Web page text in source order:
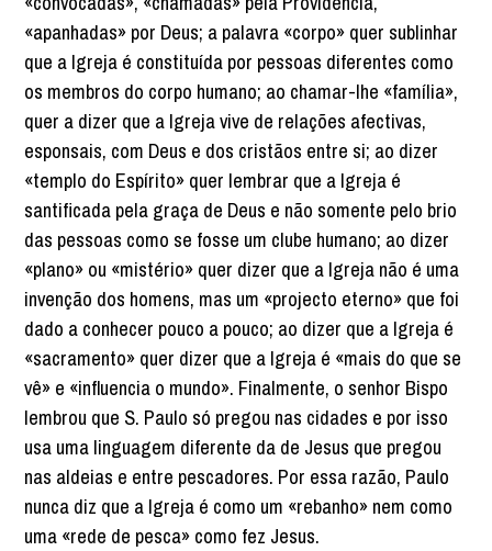
«apanhadas» por Deus; a palavra «corpo» quer sublinhar
que a Igreja é constituída por pessoas diferentes como
os membros do corpo humano; ao chamar-lhe «família»,
quer a dizer que a Igreja vive de relações afectivas,
esponsais, com Deus e dos cristãos entre si; ao dizer
«templo do Espírito» quer lembrar que a Igreja é
santificada pela graça de Deus e não somente pelo brio
das pessoas como se fosse um clube humano; ao dizer
«plano» ou «mistério» quer dizer que a Igreja não é uma
invenção dos homens, mas um «projecto eterno» que foi
dado a conhecer pouco a pouco; ao dizer que a Igreja é
«sacramento» quer dizer que a Igreja é «mais do que se
vê» e «influencia o mundo». Finalmente, o senhor Bispo
lembrou que S. Paulo só pregou nas cidades e por isso
usa uma linguagem diferente da de Jesus que pregou
nas aldeias e entre pescadores. Por essa razão, Paulo
nunca diz que a Igreja é como um «rebanho» nem como
uma «rede de pesca» como fez Jesus.